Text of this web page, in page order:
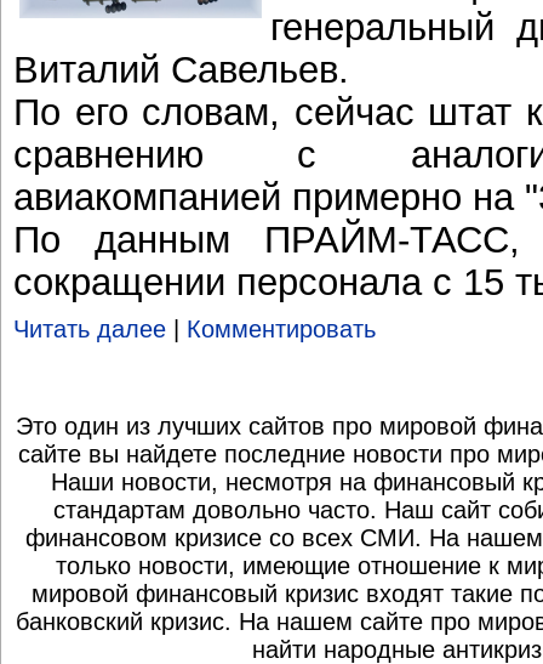
генеральный
Виталий Савельев.
По его словам, сейчас штат
сравнению с
авиакомпанией примерно на
По данным ПРАЙМ-ТАСС,
сокращении персонала с 15
Читать далее Комментировать
Это один из лучших сайтов про мировой
сайте вы найдете последние новости про
Наши новости, несмотря на финансовый
стандартам довольно часто. Наш сайт
финансовом кризисе со всех СМИ. На нашем
только новости, имеющие отношение к
мировой финансовый кризис входят такие
банковский кризис. На нашем сайте про
найти народные